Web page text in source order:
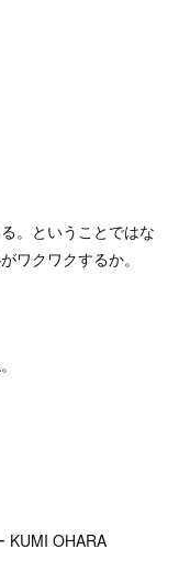
。ということではな
ワクワクするか。
KUMI OHARA